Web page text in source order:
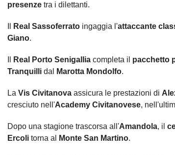
presenze tra i dilettanti.
Real Sassoferrato ingaggia l'attaccante
Giano.
Real Porto Senigallia completa il pacchetto
Tranquilli dal Marotta Mondolfo.
La Vis Civitanova assicura le prestazioni di
cresciuto nell'Academy Civitanovese,
Dopo una stagione trascorsa all'Amandola, il
Ercoli torna al Monte San Martino.